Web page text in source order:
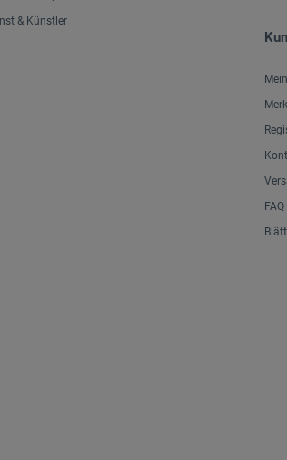
& Künstler
FAQ